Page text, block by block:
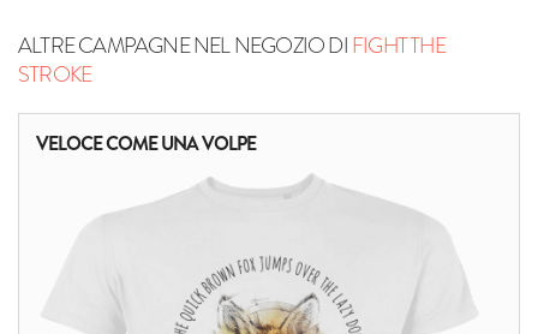
ALTRE CAMPAGNE NEL NEGOZIO DIFIGHT THE
STROKE
VELOCE COME UNA VOLPE